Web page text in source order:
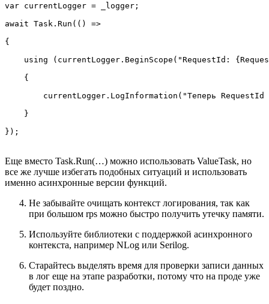
var currentLogger = _logger;
await Task.Run(() =>
{
using (currentLogger.BeginScope("RequestId:
{
currentLogger.LogInformation("Теперь RequestId
}
});
Еще вместо Task.Run(…) можно использовать ValueTask, но
все же лучше избегать подобных ситуаций и использовать
именно асинхронные версии функций.
Не забывайте очищать контекст логирования, так как
при большом rps можно быстро получить утечку памяти.
Используйте библиотеки с поддержкой асинхронного
контекста, например NLog или Serilog.
Старайтесь выделять время для проверки записи данных
в лог еще на этапе разработки, потому что на проде уже
будет поздно.